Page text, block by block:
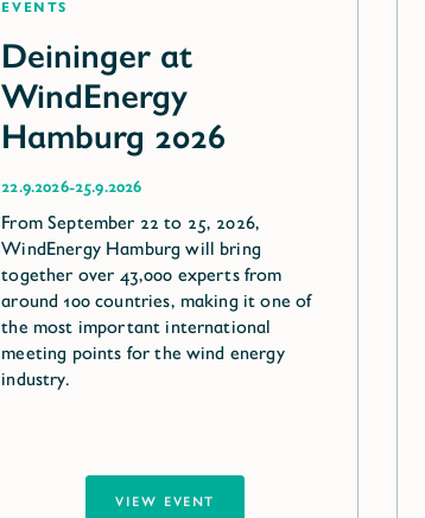
Events
Deininger at
WindEnergy
Hamburg 2026
22.9.2026-25.9.2026
From September 22 to 25, 2026,
WindEnergy Hamburg will bring
together over 43,000 experts from
around 100 countries, making it one of
the most important international
meeting points for the wind energy
industry.
VIEW EVENT